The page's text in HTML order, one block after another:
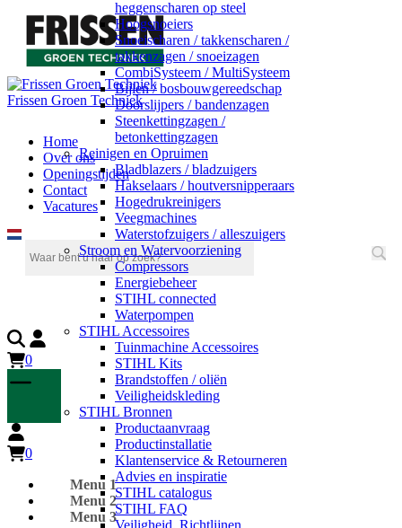
Frissen Groen Techniek
Home
Over ons
Openingstijden
Contact
Vacatures
heggenscharen op steel
Hoogsnoeiers
Snoeischaren / takkenscharen /
takkenzagen / snoeizagen
CombiSysteem / MultiSysteem
Bijlen / bosbouwgereedschap
Doorslijpers / bandenzagen
Steenkettingzagen /
betonkettingzagen
Reinigen en Opruimen
Bladblazers / bladzuigers
Hakselaars / houtversnipperaars
Hogedrukreinigers
Veegmachines
Waterstofzuigers / alleszuigers
Stroom en Watervoorziening
Compressors
Energiebeheer
STIHL connected
Waterpompen
STIHL Accessoires
Tuinmachine Accessoires
STIHL Kits
Brandstoffen / oliën
Veiligheidskleding
STIHL Bronnen
Productaanvraag
Productinstallatie
Klantenservice & Retourneren
Advies en inspiratie
STIHL catalogus
STIHL FAQ
Veiligheid, Richtlijnen
0
0
Menu 1
Menu 2
Menu 3